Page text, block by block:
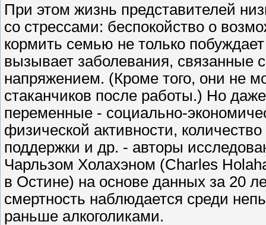
При этом жизнь представителей
со стрессами: беспокойство о
кормить семью не только
вызывает заболевания, связанные
напряжением. (Кроме того, они не
стаканчиков после работы.) Но
переменные - социально-
физической активности,
поддержки и др. - авторы
Чарльзом Холахэном (Charles
в Остине) на основе данных за 20
смертность наблюдается среди
раньше алкоголиками.